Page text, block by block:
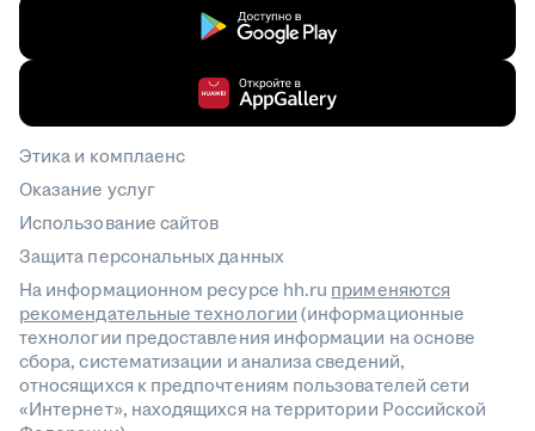
Этика и комплаенс
Оказание услуг
Использование сайтов
Защита персональных данных
На информационном ресурсе hh.ru применяются
рекомендательные технологии(информационные
технологии предоставления информации на основе
сбора, систематизации и анализа сведений,
относящихся к предпочтениям пользователей сети
«Интернет», находящихся на территории Российской